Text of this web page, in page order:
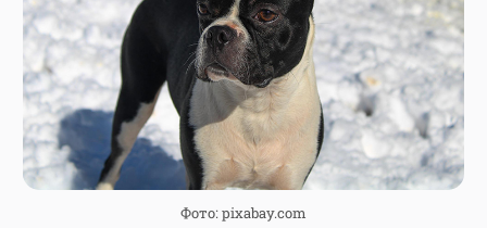
Фото: pixabay.com